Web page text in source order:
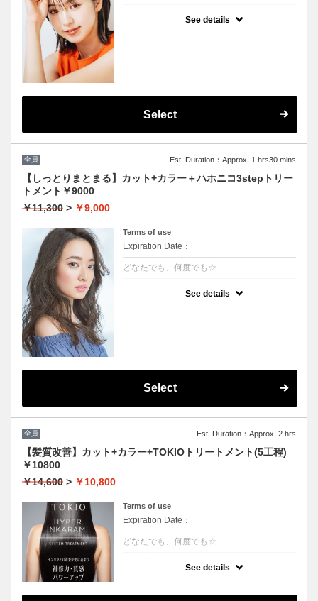
See details
Select
全員 Est. Duration：Approx. 1 hrs30 mins
【しっとりまとまる】カット+カラー＋ハホニコ3stepトリー
トメント￥9000
￥11,300 > ￥9,000
Terms of use
Expiration Date：
どなたでも、何度でも☆
See details
Select
全員 Est. Duration：Approx. 2 hrs
【髪質改善】カット+カラー+TOKIOトリートメント(5工程)
￥10800
￥14,600 > ￥10,800
Terms of use
Expiration Date：
どなたでも、何度でも☆
ちます。本質的な「髪質ケア」で大人気！超
See details